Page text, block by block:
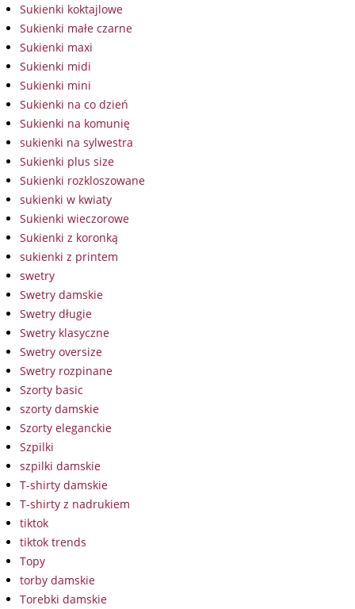
Sukienki koktajlowe
Sukienki małe czarne
Sukienki maxi
Sukienki midi
Sukienki mini
Sukienki na co dzień
Sukienki na komunię
sukienki na sylwestra
Sukienki plus size
Sukienki rozkloszowane
sukienki w kwiaty
Sukienki wieczorowe
Sukienki z koronką
sukienki z printem
swetry
Swetry damskie
Swetry długie
Swetry klasyczne
Swetry oversize
Swetry rozpinane
Szorty basic
szorty damskie
Szorty eleganckie
Szpilki
szpilki damskie
T-shirty damskie
T-shirty z nadrukiem
tiktok
tiktok trends
Topy
torby damskie
Torebki damskie